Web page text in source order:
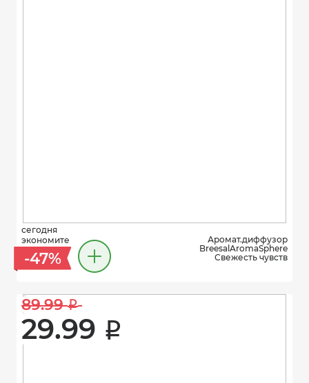
сегодня
экономите
-47%
Аромат.диффузор
BreesalAromаSphere
Свежесть чувств
89.99 i
29.99 i